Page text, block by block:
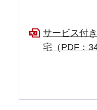
サービス付
宅（PDF：